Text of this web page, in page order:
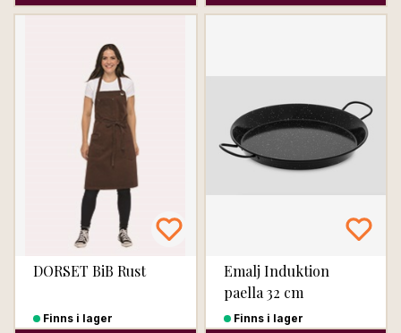
DORSET BiB Rust
Finns i lager
Emalj Induktion
paella 32 cm
Finns i lager